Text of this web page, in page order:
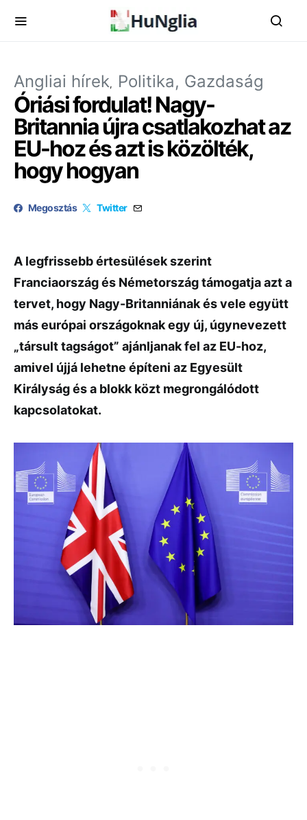
Angliai hírek Politika, Gazdaság
Óriási fordulat! Nagy-
Britannia újra csatlakozhat az
EU-hoz és azt is közölték,
hogy hogyan
Megosztás Twitter
A legfrissebb értesülések szerint
Franciaország és Németország támogatja azt a
tervet, hogy Nagy-Britanniának és vele együtt
más európai országoknak egy új, úgynevezett
„társult tagságot” ajánljanak fel az EU-hoz,
amivel újjá lehetne építeni az Egyesült
Királyság és a blokk közt megrongálódott
kapcsolatokat.